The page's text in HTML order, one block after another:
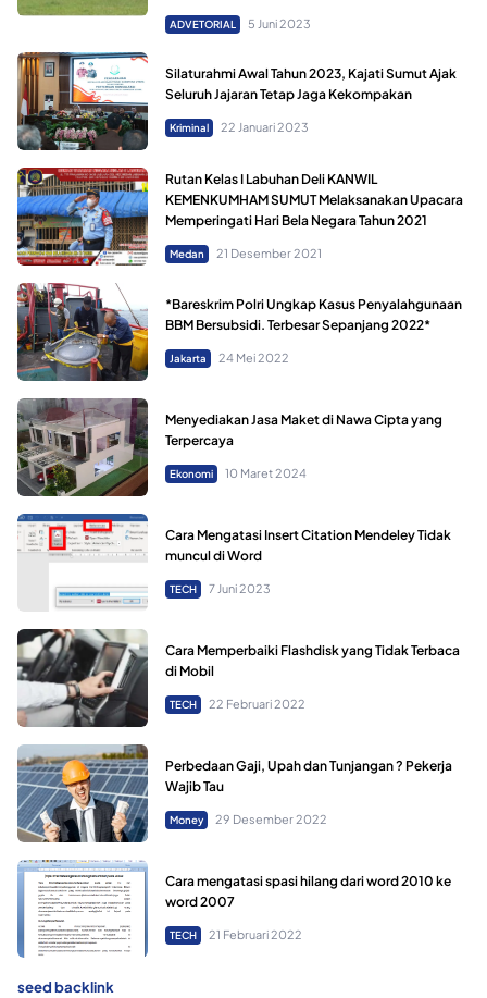
ADVETORIAL 5 Juni 2023
Silaturahmi Awal Tahun 2023, Kajati Sumut Ajak
Seluruh Jajaran Tetap Jaga Kekompakan
Kriminal 22 Januari 2023
Rutan Kelas I Labuhan Deli KANWIL
KEMENKUMHAM SUMUT Melaksanakan Upacara
Memperingati Hari Bela Negara Tahun 2021
Medan 21 Desember 2021
*Bareskrim Polri Ungkap Kasus Penyalahgunaan
BBM Bersubsidi. Terbesar Sepanjang 2022*
Jakarta 24 Mei 2022
Menyediakan Jasa Maket di Nawa Cipta yang
Terpercaya
Ekonomi 10 Maret 2024
Cara Mengatasi Insert Citation Mendeley Tidak
muncul di Word
TECH 7 Juni 2023
Cara Memperbaiki Flashdisk yang Tidak Terbaca
di Mobil
TECH 22 Februari 2022
Perbedaan Gaji, Upah dan Tunjangan ? Pekerja
Wajib Tau
Money 29 Desember 2022
Cara mengatasi spasi hilang dari word 2010 ke
word 2007
TECH 21 Februari 2022
seed backlink